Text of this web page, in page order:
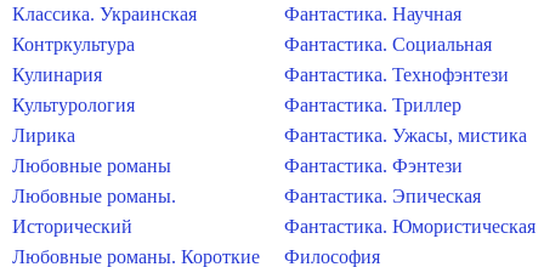
Классика. Украинская
Контркультура
Кулинария
Культурология
Лирика
Любовные романы
Любовные романы.
Исторический
Любовные романы. Короткие
Фантастика. Научная
Фантастика. Социальная
Фантастика. Технофэнтези
Фантастика. Триллер
Фантастика. Ужасы, мистика
Фантастика. Фэнтези
Фантастика. Эпическая
Фантастика. Юмористическая
Философия